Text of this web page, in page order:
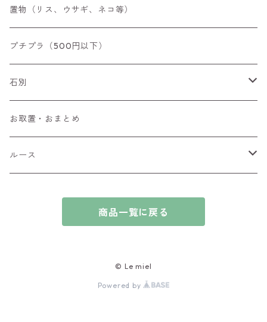
空枠
リング
ペンダントトップ
ブローチ
チャーム
ブレスレット
置物（リス、ウサギ、ネコ等）
プチプラ（500円以下）
石別
アイオライト
アウイナイト
アクアマリン
お取置・おまとめ
ルース
カボションカット
商品一覧に戻る
© Le miel
Powered by